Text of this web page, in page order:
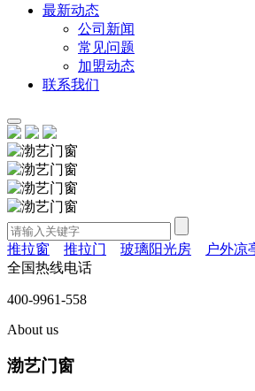
最新动态
公司新闻
常见问题
加盟动态
联系我们
推拉窗 推拉门 玻璃阳光房 户外凉
全国热线电话
400-9961-558
About us
渤艺门窗